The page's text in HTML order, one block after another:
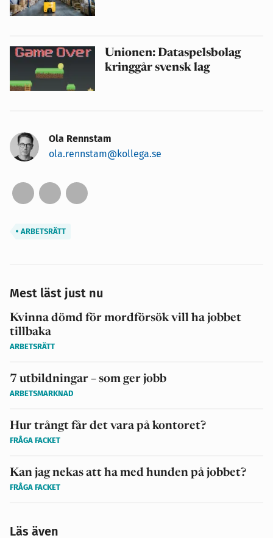
Unionen: Dataspelsbolag
kringgår svensk lag
Ola Rennstam
ola.rennstam@kollega.se
ARBETSRÄTT
Mest läst just nu
Kvinna dömd för mordförsök vill ha jobbet
tillbaka
ARBETSRÄTT
7 utbildningar – som ger jobb
ARBETSMARKNAD
Hur trångt får det vara på kontoret?
FRÅGA FACKET
Kan jag nekas att ha med hunden på jobbet?
FRÅGA FACKET
Läs även